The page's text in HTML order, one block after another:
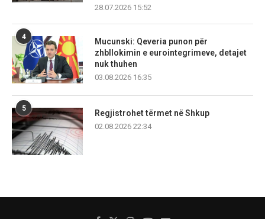
28.07.2026 15:52
4
Mucunski: Qeveria punon për
zhbllokimin e eurointegrimeve, detajet
nuk thuhen
03.08.2026 16:35
5
Regjistrohet tërmet në Shkup
02.08.2026 22:34